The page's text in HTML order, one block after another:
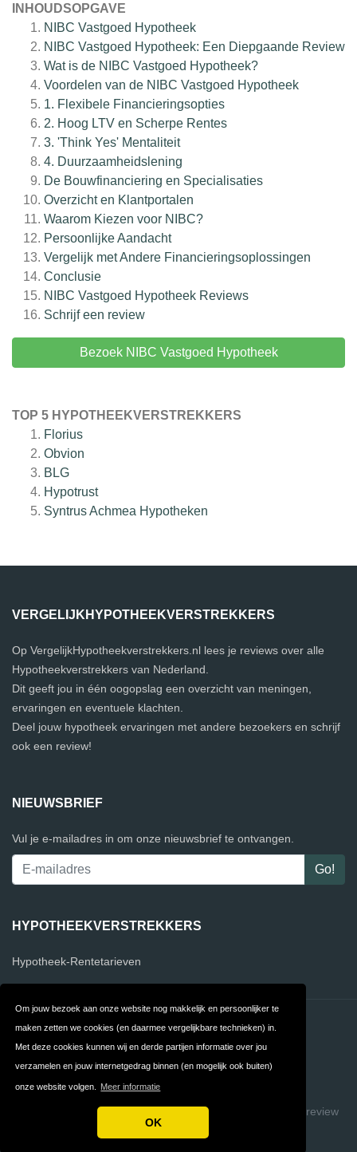
Om jouw bezoek aan onze website nog makkelijk en persoonlijker te
maken zetten we cookies (en daarmee vergelijkbare technieken) in.
Met deze cookies kunnen wij en derde partijen informatie over jou
verzamelen en jouw internetgedrag binnen (en mogelijk ook buiten)
onze website volgen. Meer informatie
OK
INHOUDSOPGAVE
NIBC Vastgoed Hypotheek
NIBC Vastgoed Hypotheek: Een Diepgaande Review
Wat is de NIBC Vastgoed Hypotheek?
Voordelen van de NIBC Vastgoed Hypotheek
1. Flexibele Financieringsopties
2. Hoog LTV en Scherpe Rentes
3. 'Think Yes' Mentaliteit
4. Duurzaamheidslening
De Bouwfinanciering en Specialisaties
Overzicht en Klantportalen
Waarom Kiezen voor NIBC?
Persoonlijke Aandacht
Vergelijk met Andere Financieringsoplossingen
Conclusie
NIBC Vastgoed Hypotheek Reviews
Schrijf een review
Bezoek NIBC Vastgoed Hypotheek
TOP 5 HYPOTHEEKVERSTREKKERS
Florius
Obvion
BLG
Hypotrust
Syntrus Achmea Hypotheken
VERGELIJKHYPOTHEEKVERSTREKKERS
Op VergelijkHypotheekverstrekkers.nl lees je reviews over alle
Hypotheekverstrekkers van Nederland.
Dit geeft jou in één oogopslag een overzicht van meningen,
ervaringen en eventuele klachten.
Deel jouw hypotheek ervaringen met andere bezoekers en schrijf
ook een review!
NIEUWSBRIEF
Vul je e-mailadres in om onze nieuwsbrief te ontvangen.
HYPOTHEEKVERSTREKKERS
Hypotheek-Rentetarieven
Contact Privacy
Algemene FAQ
Copyright © 2026 VergelijkHypotheekverstrekkers
Build review
sites with ReviewTycoon